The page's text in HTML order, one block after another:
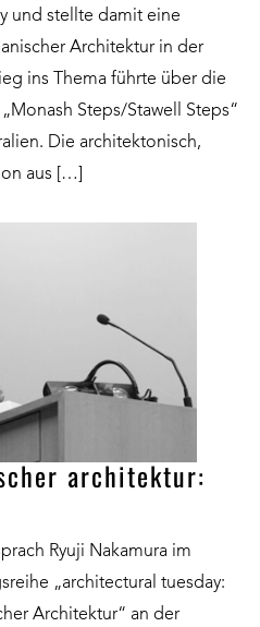
und stellte damit eine
Architektur in der
ins Thema führte über die
Steps/Stawell Steps“
Die architektonisch,
aus […]
architektur:
Ryuji Nakamura im
„architectural tuesday:
Architektur“ an der